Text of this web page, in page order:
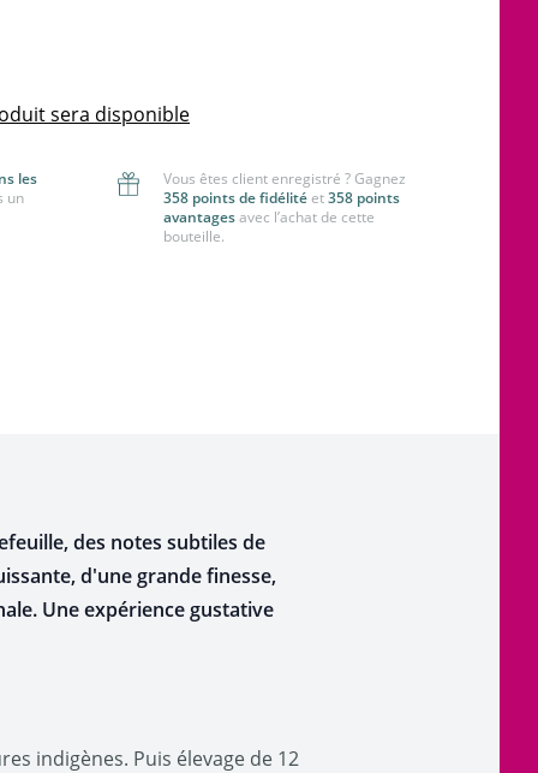
sera disponible
les
un
Vous êtes client enregistré ? Gagnez
358 points de fidélité et358 points
avantagesavec l’achat de cette
bouteille.
des notes subtiles de
d'une grande finesse,
Une expérience gustative
indigènes. Puis élevage de 12